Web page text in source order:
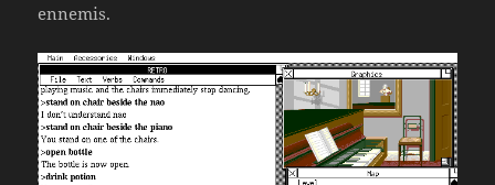
ennemis.